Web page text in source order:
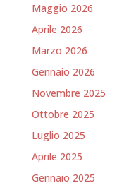
Maggio 2026
Aprile 2026
Marzo 2026
Gennaio 2026
Novembre 2025
Ottobre 2025
Luglio 2025
Aprile 2025
Gennaio 2025